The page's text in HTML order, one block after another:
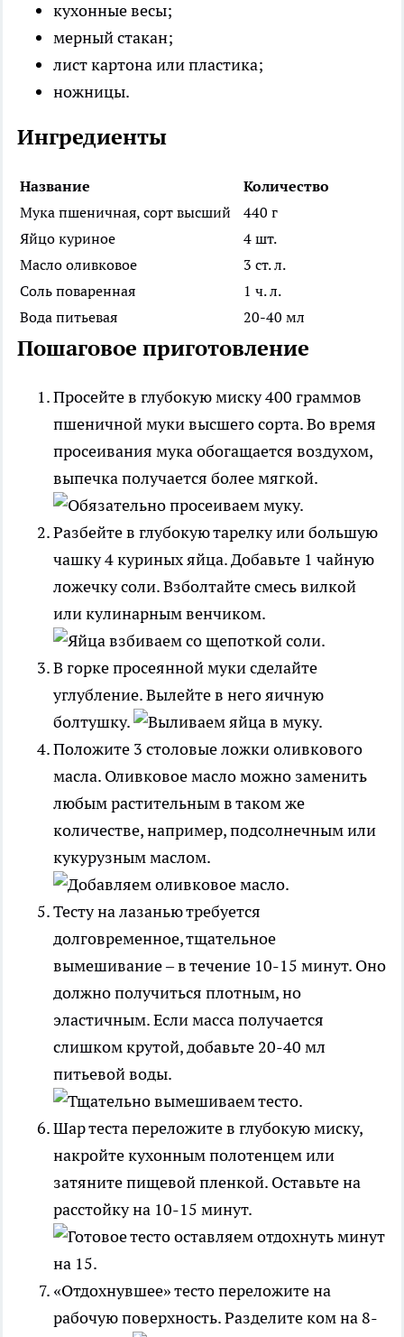
кухонные весы;
мерный стакан;
лист картона или пластика;
ножницы.
Ингредиенты
Название
Количество
Мука пшеничная, сорт высший
440 г
Яйцо куриное
4 шт.
Масло оливковое
3 ст. л.
Соль поваренная
1 ч. л.
Вода питьевая
20-40 мл
Пошаговое приготовление
Просейте в глубокую миску 400 граммов
пшеничной муки высшего сорта. Во время
просеивания мука обогащается воздухом,
выпечка получается более мягкой.
Разбейте в глубокую тарелку или большую
чашку 4 куриных яйца. Добавьте 1 чайную
ложечку соли. Взболтайте смесь вилкой
или кулинарным венчиком.
В горке просеянной муки сделайте
углубление. Вылейте в него яичную
болтушку.
Положите 3 столовые ложки оливкового
масла. Оливковое масло можно заменить
любым растительным в таком же
количестве, например, подсолнечным или
кукурузным маслом.
Тесту на лазанью требуется
долговременное, тщательное
вымешивание – в течение 10-15 минут. Оно
должно получиться плотным, но
эластичным. Если масса получается
слишком крутой, добавьте 20-40 мл
питьевой воды.
Шар теста переложите в глубокую миску,
накройте кухонным полотенцем или
затяните пищевой пленкой. Оставьте на
расстойку на 10-15 минут.
«Отдохнувшее» тесто переложите на
рабочую поверхность. Разделите ком на 8-